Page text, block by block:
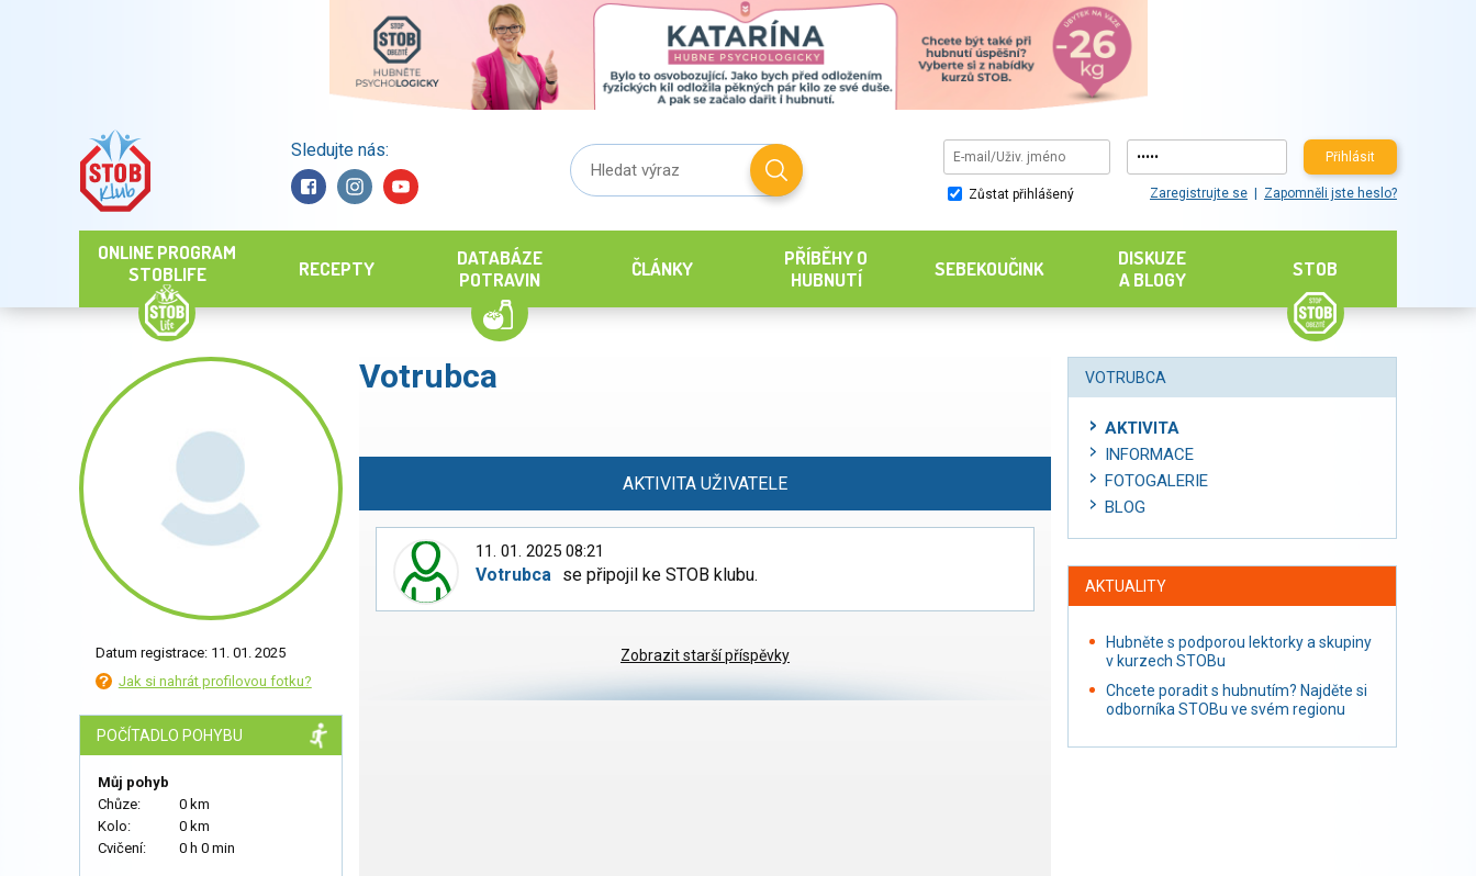
Sledujte nás: Přihlásit
Zůstat přihlášený Zaregistrujte se Zapomněli jste heslo?
ONLINE PROGRAM
STOBLIFE
RECEPTY
DATABÁZE
POTRAVIN
ČLÁNKY
PŘÍBĚHY O
HUBNUTÍ
SEBEKOUČINK
DISKUZE
A BLOGY
STOB
Datum registrace: 11. 01. 2025
Jak si nahrát profilovou fotku?
POČÍTADLO POHYBU
Můj pohyb
Chůze:
0 km
Kolo:
0 km
Cvičení:
0 h 0 min
Votrubca
AKTIVITA UŽIVATELE
11. 01. 2025 08:21
Votrubca se připojil ke STOB klubu.
Zobrazit starší příspěvky
VOTRUBCA
AKTIVITA
INFORMACE
FOTOGALERIE
BLOG
AKTUALITY
Hubněte s podporou lektorky a skupiny
v kurzech STOBu
Chcete poradit s hubnutím? Najděte si
odborníka STOBu ve svém regionu